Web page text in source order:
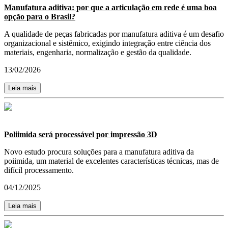
Manufatura aditiva: por que a articulação em rede é uma boa
opção para o Brasil?
A qualidade de peças fabricadas por manufatura aditiva é um desafio
organizacional e sistêmico, exigindo integração entre ciência dos
materiais, engenharia, normalização e gestão da qualidade.
13/02/2026
Leia mais
Poliimida será processável por impressão 3D
Novo estudo procura soluções para a manufatura aditiva da
poiimida, um material de excelentes características técnicas, mas de
difícil processamento.
04/12/2025
Leia mais